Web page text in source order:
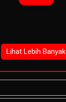
Lihat Lebih Banyak